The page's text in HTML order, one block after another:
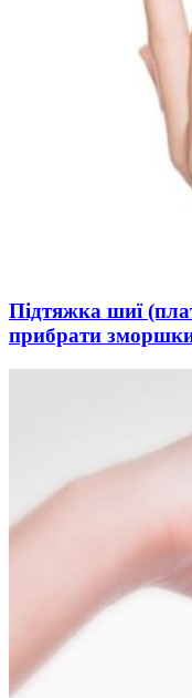
Підтяжка шиї
прибрати